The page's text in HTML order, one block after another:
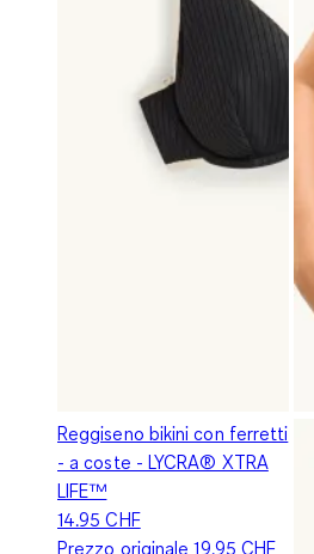
Reggiseno bikini con ferretti
- a coste - LYCRA® XTRA
LIFE™
14.95 CHF
Prezzo originale19.95 CHF